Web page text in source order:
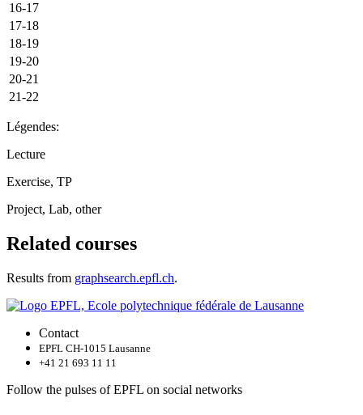
16-17
17-18
18-19
19-20
20-21
21-22
Légendes:
Lecture
Exercise, TP
Project, Lab, other
Related courses
Results from graphsearch.epfl.ch.
Contact
EPFL CH-1015 Lausanne
+41 21 693 11 11
Follow the pulses of EPFL on social networks